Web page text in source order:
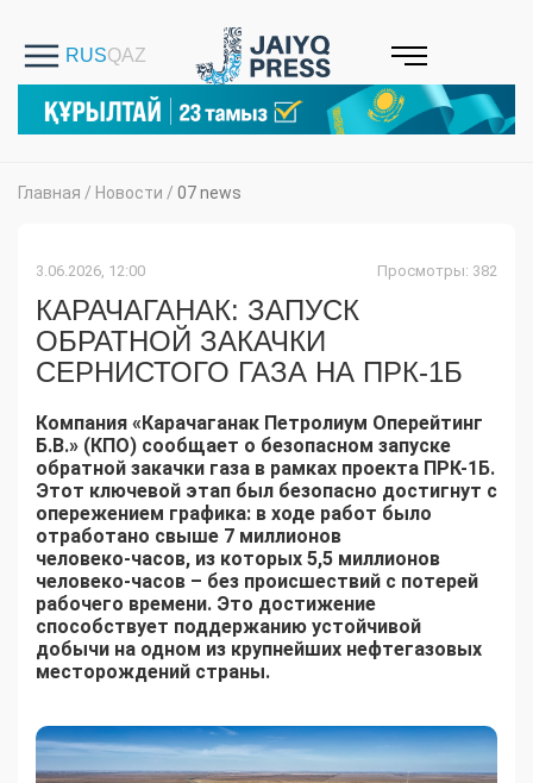
Главная / Новости / 07 news
3.06.2026, 12:00 Просмотры: 382
КАРАЧАГАНАК: ЗАПУСК
ОБРАТНОЙ ЗАКАЧКИ
СЕРНИСТОГО ГАЗА НА ПРК-1Б
Компания «Карачаганак Петролиум Оперейтинг
Б.В.» (КПО) сообщает о безопасном запуске
обратной закачки газа в рамках проекта ПРК-1Б.
Этот ключевой этап был безопасно достигнут с
опережением графика: в ходе работ было
отработано свыше 7 миллионов
человеко‑часов, из которых 5,5 миллионов
человеко-часов – без происшествий с потерей
рабочего времени. Это достижение
способствует поддержанию устойчивой
добычи на одном из крупнейших нефтегазовых
месторождений страны.